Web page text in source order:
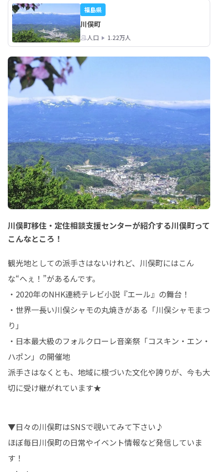
福島県
川俣町
人口 1.22万人
川俣町移住・定住相談支援センターが紹介する川俣町って
こんなところ！
観光地としての派手さはないけれど、川俣町にはこん
な“へぇ！”があるんです。
・2020年のNHK連続テレビ小説『エール』の舞台！
・世界一長い川俣シャモの丸焼きがある「川俣シャモまつ
り」
・日本最大級のフォルクローレ音楽祭「コスキン・エン・
ハポン」の開催地
派手さはなくとも、地域に根づいた文化や誇りが、今も大
切に受け継がれています★
▼日々の川俣町はSNSで覗いてみて下さい♪
ほぼ毎日川俣町の日常やイベント情報など発信していま
す！